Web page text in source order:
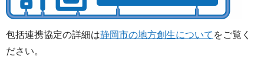
包括連携協定の詳細は静岡市の地方創生について をご覧く
ださい。